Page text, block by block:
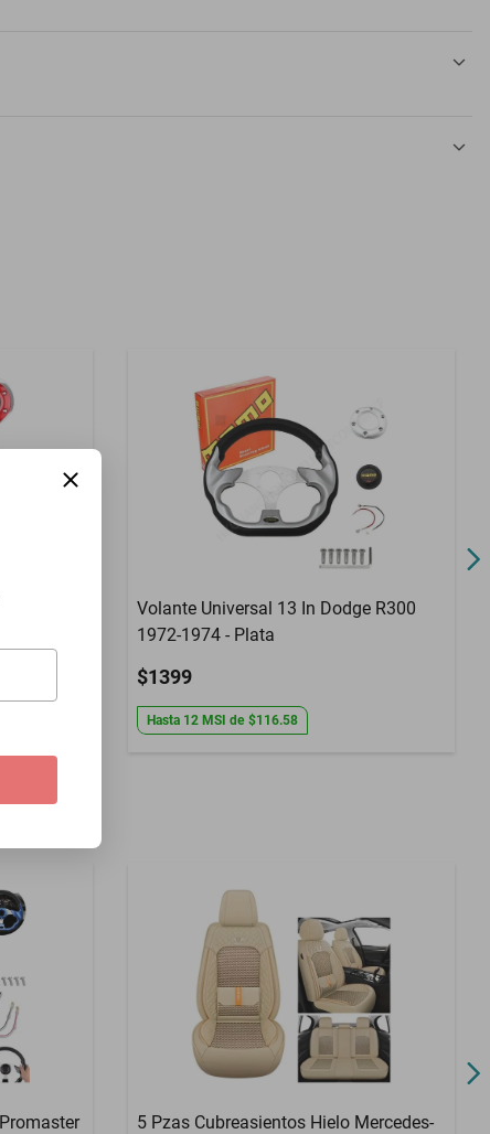
Benz
Volante Universal 13 In Dodge R300
1972-1974 - Plata
$1399
Hasta 12 MSI de $116.58
5 Pzas Cubreasientos Hielo Mercedes-